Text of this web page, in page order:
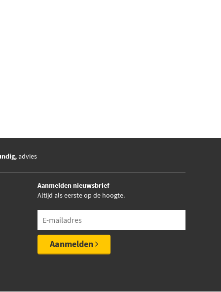
advies
Aanmelden nieuwsbrief
Altijd als eerste op de hoogte.
Aanmelden